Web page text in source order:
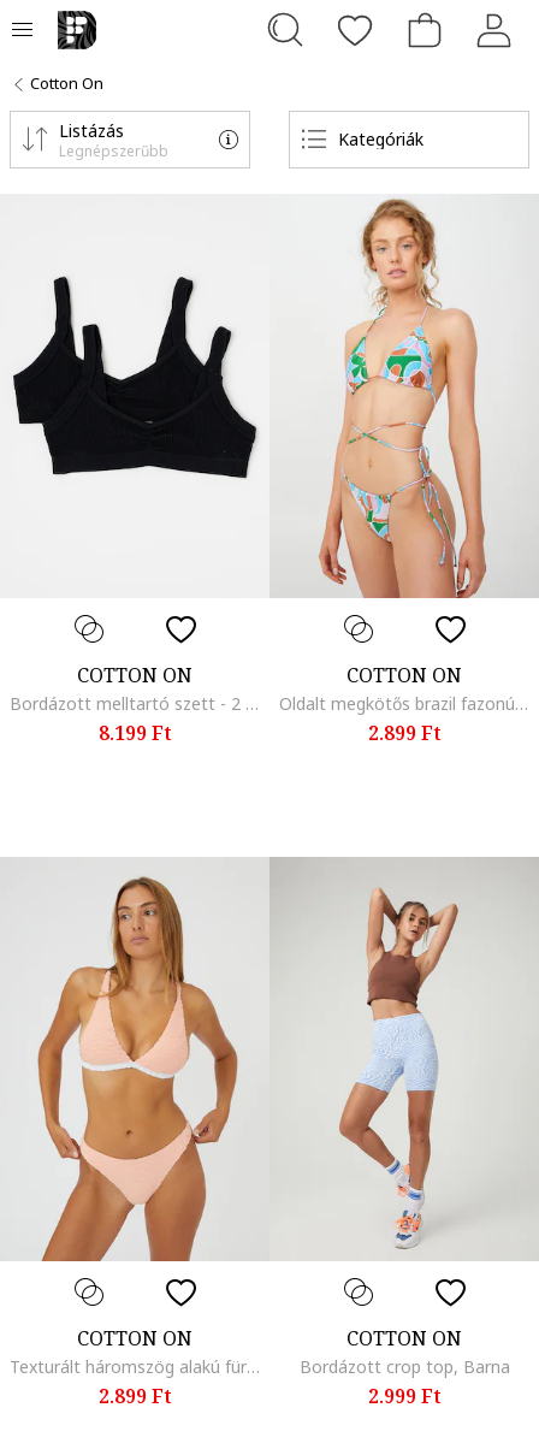
Cotton On
Kategóriák
Listázás
Legnépszerűbb
COTTON ON
Bordázott melltartó szett - 2 db, Fekete
8.199 Ft
COTTON ON
Oldalt megkötős brazil fazonú fürdőruhaalsó, Többszínű
2.899 Ft
COTTON ON
Texturált háromszög alakú fürdőruhafelső, Lazacszín
2.899 Ft
COTTON ON
Bordázott crop top, Barna
2.999 Ft